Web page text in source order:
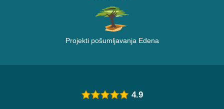
Projekti pošumljavanja Edena
4.9